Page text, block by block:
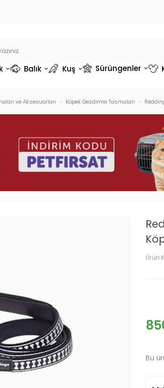
Balık Kuş Sürüngenler
ve Aksesuarları Köpek Gezdirme Tasmaları
Ürün
Bu